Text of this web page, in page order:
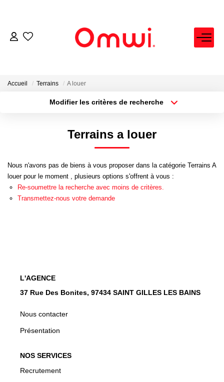
EXPERTISE IMMOBILIÈRE
VENDRE
FAIRE GÉRER
NEUF
Accueil Terrains A louer
Modifier les critères de recherche
Plus de critères Créer une alerte
Terrains a louer
Nous n'avons pas de biens à vous proposer dans la catégorie Terrains A
louer pour le moment , plusieurs options s'offrent à vous :
Re-soumettre la recherche avec moins de critères.
Transmettez-nous votre demande
L'AGENCE
37 Rue Des Bonites, 97434 SAINT GILLES LES BAINS
Nous contacter
Présentation
NOS SERVICES
Recrutement